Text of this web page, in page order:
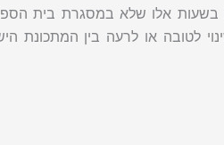
בשעות אלו שלא במסגרת בית
לטובה או לרעה בין המתכונת